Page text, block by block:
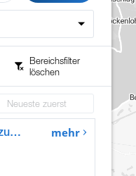
Bereichsfilter
löschen
Kinderpfleger oder pädagogische Ergänzungskraft (m/w/d) für den Hort Lummerland mehr